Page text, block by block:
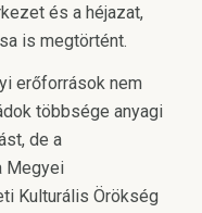
és a héjazat,
is megtörtént.
erőforrások nem
többsége anyagi
de a
Megyei
Kulturális Örökség